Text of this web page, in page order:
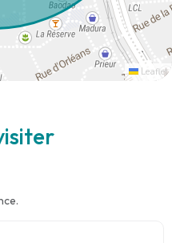
Leaflet